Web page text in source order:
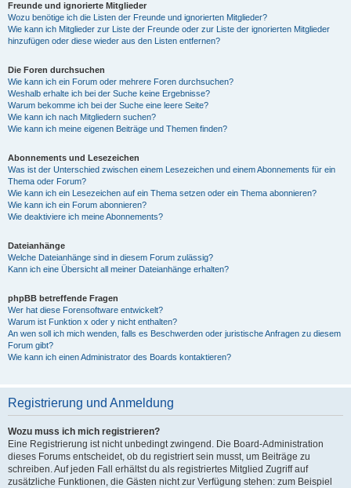
Freunde und ignorierte Mitglieder
Wozu benötige ich die Listen der Freunde und ignorierten Mitglieder?
Wie kann ich Mitglieder zur Liste der Freunde oder zur Liste der ignorierten Mitglieder
hinzufügen oder diese wieder aus den Listen entfernen?
Die Foren durchsuchen
Wie kann ich ein Forum oder mehrere Foren durchsuchen?
Weshalb erhalte ich bei der Suche keine Ergebnisse?
Warum bekomme ich bei der Suche eine leere Seite?
Wie kann ich nach Mitgliedern suchen?
Wie kann ich meine eigenen Beiträge und Themen finden?
Abonnements und Lesezeichen
Was ist der Unterschied zwischen einem Lesezeichen und einem Abonnements für ein
Thema oder Forum?
Wie kann ich ein Lesezeichen auf ein Thema setzen oder ein Thema abonnieren?
Wie kann ich ein Forum abonnieren?
Wie deaktiviere ich meine Abonnements?
Dateianhänge
Welche Dateianhänge sind in diesem Forum zulässig?
Kann ich eine Übersicht all meiner Dateianhänge erhalten?
phpBB betreffende Fragen
Wer hat diese Forensoftware entwickelt?
Warum ist Funktion x oder y nicht enthalten?
An wen soll ich mich wenden, falls es Beschwerden oder juristische Anfragen zu diesem
Forum gibt?
Wie kann ich einen Administrator des Boards kontaktieren?
Registrierung und Anmeldung
Wozu muss ich mich registrieren?
Eine Registrierung ist nicht unbedingt zwingend. Die Board-Administration
dieses Forums entscheidet, ob du registriert sein musst, um Beiträge zu
schreiben. Auf jeden Fall erhältst du als registriertes Mitglied Zugriff auf
zusätzliche Funktionen, die Gästen nicht zur Verfügung stehen: zum Beispiel